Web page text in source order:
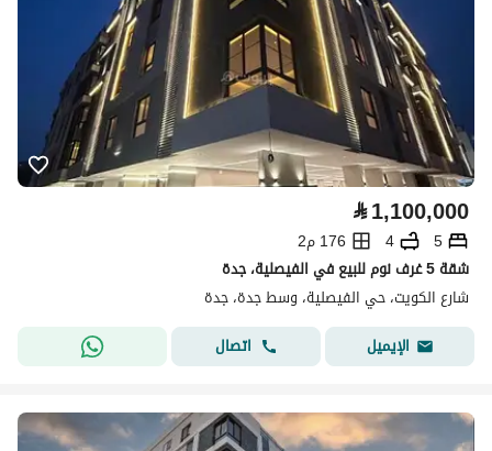
⃁1,100,000
5
4
176 م2
شقة 5 غرف نوم للبيع في الفيصلية، جدة
شارع الكويت، حي الفيصلية، وسط جدة، جدة
الإيميل
اتصال